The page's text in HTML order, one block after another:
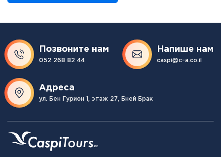
Позвоните нам
052 268 82 44
Напише нам
caspi@c-a.co.il
Адреса
ул. Бен Гурион 1, этаж 27, Бней Брак